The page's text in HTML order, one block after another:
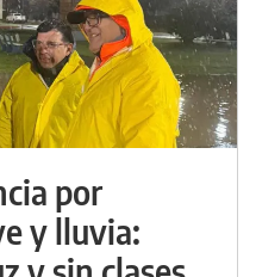
por
y lluvia: